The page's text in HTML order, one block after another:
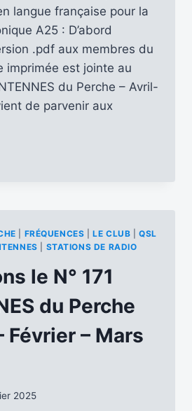
langue française pour la
A25 : D’abord
.pdf aux membres du
imprimée est jointe au
du Perche – Avril-
de parvenir aux
FRÉQUENCES |LE CLUB |QSL
STATIONS DE RADIO
le N° 171
du Perche
Février – Mars
2025